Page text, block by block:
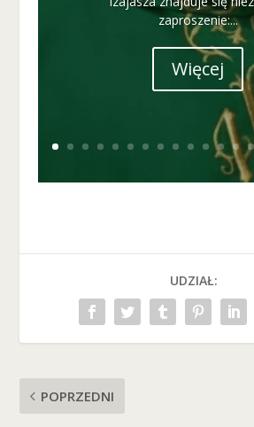
zaproszenie:...
Więcej
UDZIAŁ:
POPRZEDNI